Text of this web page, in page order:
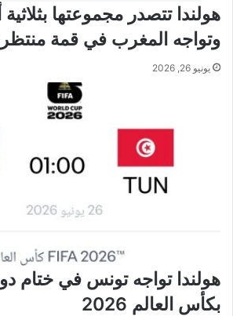
هولندا تتصدر مجموعتها
وتواجه المغرب في قمة منتظرة
يونيو 26, 2026
هولندا تواجه تونس في ختام
بكأس العالم 2026